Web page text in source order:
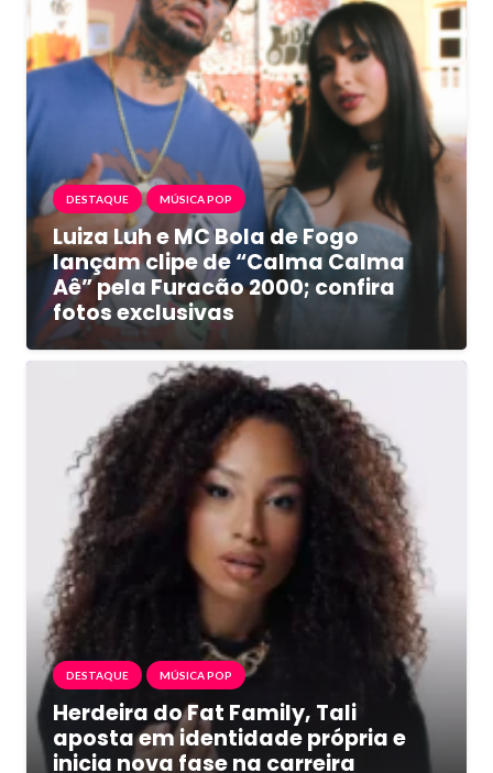
DESTAQUE MÚSICA POP
Luiza Luh e MC Bola de Fogo
lançam clipe de “Calma Calma
Aê” pela Furacão 2000; confira
fotos exclusivas
DESTAQUE MÚSICA POP
Herdeira do Fat Family, Tali
aposta em identidade própria e
inicia nova fase na carreira